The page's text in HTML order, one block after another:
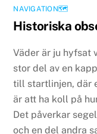
NAVIGATION🗺
Historiska
Väder är ju hyfsat
stor del av en
till startlinjen, där
är att ha koll på
Det påverkar
och en del andra